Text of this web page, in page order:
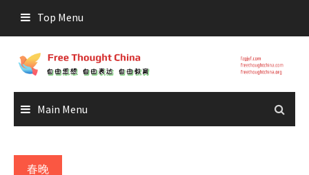
content
Top Menu
Main Menu
春晚